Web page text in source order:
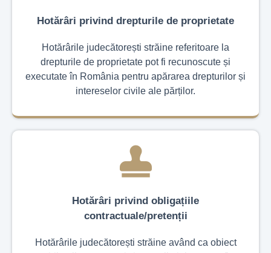
Hotărâri privind drepturile de proprietate
Hotărârile judecătorești străine referitoare la
drepturile de proprietate pot fi recunoscute și
executate în România pentru apărarea drepturilor și
intereselor civile ale părților.
Hotărâri privind obligațiile
contractuale/pretenții
Hotărârile judecătorești străine având ca obiect